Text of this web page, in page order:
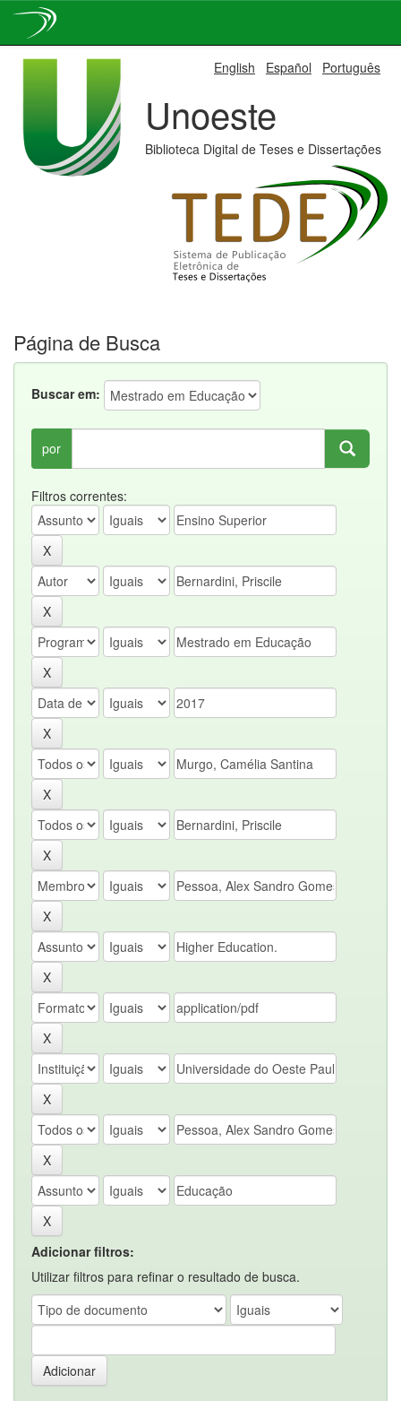
English Español Português
Unoeste
Biblioteca Digital de Teses e Dissertações
Página de Busca
Buscar em:
por
Filtros correntes:
Adicionar filtros:
Utilizar filtros para refinar o resultado de busca.